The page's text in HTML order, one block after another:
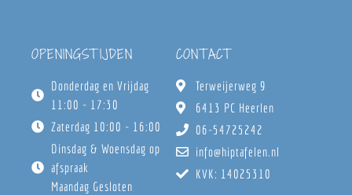
OPENINGSTIJDEN
Donderdag en Vrijdag
11:00 - 17:30
Zaterdag 10:00 - 16:00
Dinsdag & Woensdag op
afspraak
Maandag Gesloten
CONTACT
Terweijerweg 9
6413 PC Heerlen
06-54725242
info@hiptafelen.nl
KVK: 14025310